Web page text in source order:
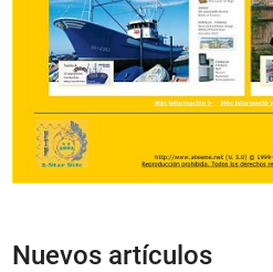
Nuevos artículos